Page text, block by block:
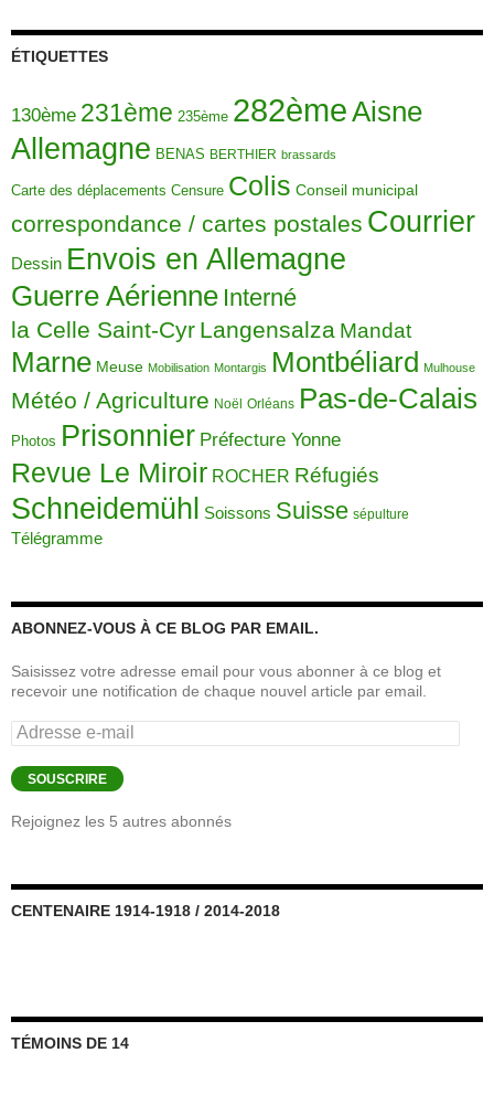
ÉTIQUETTES
130ème 231ème 235ème 282èmeAisne
Allemagne BENAS BERTHIER brassards
Carte des déplacements Censure Colis Conseil municipal
correspondance / cartes postales Courrier
Dessin Envois en Allemagne
Guerre Aérienne Interné
la Celle Saint-Cyr Langensalza Mandat
Marne Meuse Mobilisation Montargis Montbéliard Mulhouse
Météo / Agriculture Noël Orléans Pas-de-Calais
Photos Prisonnier Préfecture Yonne
Revue Le Miroir ROCHER Réfugiés
Schneidemühl Soissons Suisse sépulture
Télégramme
ABONNEZ-VOUS À CE BLOG PAR EMAIL.
Saisissez votre adresse email pour vous abonner à ce blog et
recevoir une notification de chaque nouvel article par email.
Adresse
e-
mail
SOUSCRIRE
Rejoignez les 5 autres abonnés
CENTENAIRE 1914-1918 / 2014-2018
TÉMOINS DE 14